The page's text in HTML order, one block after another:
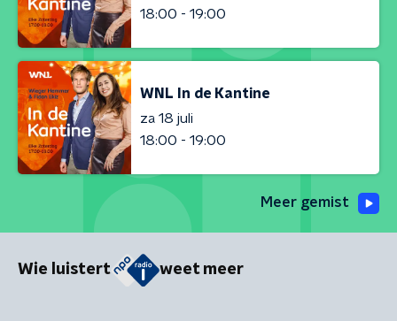
18:00 - 19:00
WNL In de Kantine
za 18 juli
18:00 - 19:00
Meer gemist
Wie luistert weet meer